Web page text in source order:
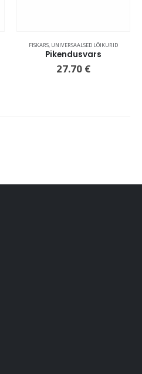
FISKARS, UNIVERSAALSED LÕIKURID
Pikendusvars
27.70 €